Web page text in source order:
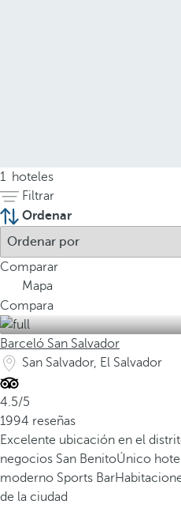
1 hoteles
Filtrar
Ordenar
Comparar
Mapa
Compara
Barceló San Salvador
San Salvador, El Salvador
4.5/5
1994 reseñas
Excelente ubicación en el
negocios San BenitoÚnico
moderno Sports Bar
de la ciudad